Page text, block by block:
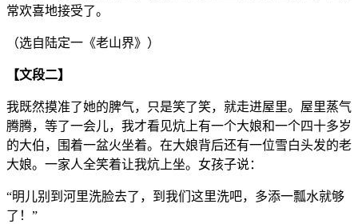
常欢喜地接受了。
（选自陆定一《老山界》）
【文段二】
我既然摸准了她的脾气，只是笑了笑，就走进屋里。屋里蒸气
腾腾，等了一会儿，我才看见炕上有一个大娘和一个四十多岁
的大伯，围着一盆火坐着。在大娘背后还有一位雪白头发的老
大娘。一家人全笑着让我炕上坐。女孩子说：
“明儿别到河里洗脸去了，到我们这里洗吧，多添一瓢水就够
了！”